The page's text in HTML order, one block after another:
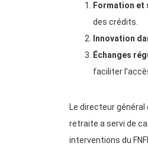
Formation
des crédits.
Innovation
Échanges
faciliter
Le directeur général
retraite a servi de
interventions du